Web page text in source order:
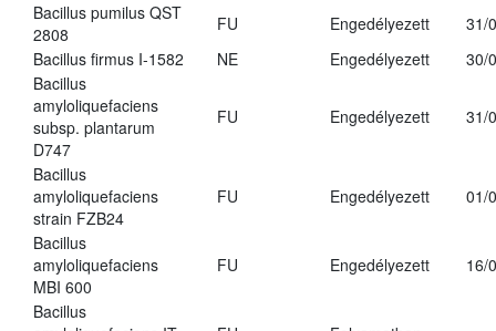
Bacillus pumilus QST
2808
FU Engedélyezett
31/
Bacillus firmus I-1582
NE Engedélyezett
30/
Bacillus
amyloliquefaciens
subsp. plantarum
D747
FU Engedélyezett 31/
Bacillus
amyloliquefaciens
strain FZB24
FU Engedélyezett 01/
Bacillus
amyloliquefaciens
MBI 600
FU Engedélyezett 16/
Bacillus